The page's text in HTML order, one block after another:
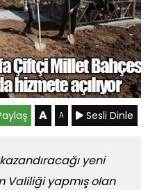
A A Sesli Dinle
yeni
Valiliği yapmış olan